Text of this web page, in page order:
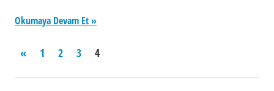
Okumaya Devam Et
Yazı
sayfalaması
«Previous
1 2 3 4